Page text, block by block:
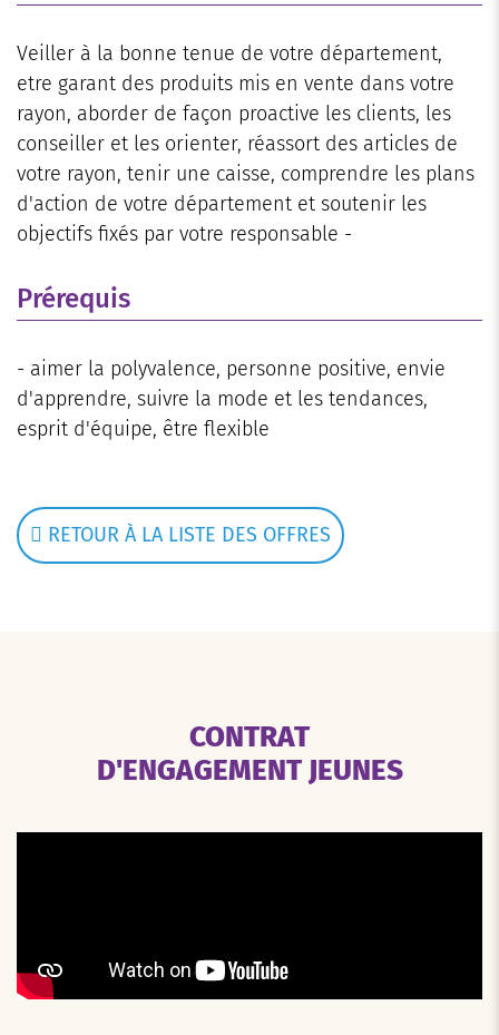
Veiller à la bonne tenue de votre département,
etre garant des produits mis en vente dans votre
rayon, aborder de façon proactive les clients, les
conseiller et les orienter, réassort des articles de
votre rayon, tenir une caisse, comprendre les plans
d'action de votre département et soutenir les
objectifs fixés par votre responsable -
Prérequis
- aimer la polyvalence, personne positive, envie
d'apprendre, suivre la mode et les tendances,
esprit d'équipe, être flexible
RETOUR À LA LISTE DES OFFRES
CONTRAT
D'ENGAGEMENT JEUNES